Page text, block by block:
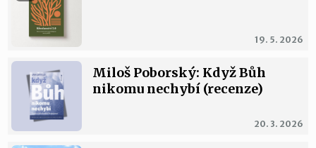
19. 5. 2026
20. 3. 2026
Miloš Poborský: Když Bůh
nikomu nechybí (recenze)